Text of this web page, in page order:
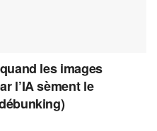
les images
l’IA sèment le